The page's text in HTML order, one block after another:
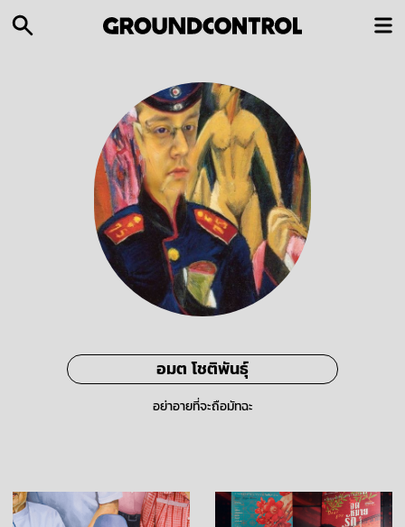
อมต โชติพันธุ์
อย่าอายที่จะถือมัทฉะ